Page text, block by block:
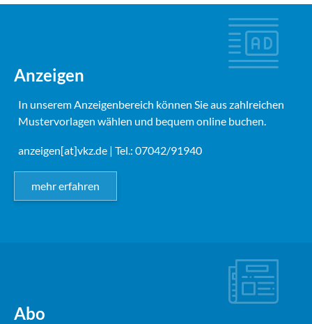
Anzeigen
In unserem Anzeigenbereich können Sie aus zahlreichen
Mustervorlagen wählen und bequem online buchen.
anzeigen[at]vkz.de | Tel.: 07042/91940
mehr erfahren
Abo